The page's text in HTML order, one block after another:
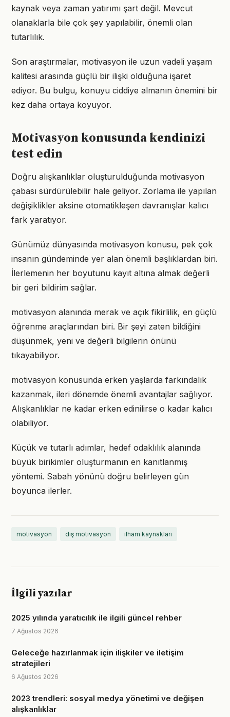
kaynak veya zaman yatırımı şart değil. Mevcut
olanaklarla bile çok şey yapılabilir, önemli olan
tutarlılık.
Son araştırmalar, motivasyon ile uzun vadeli yaşam
kalitesi arasında güçlü bir ilişki olduğuna işaret
ediyor. Bu bulgu, konuyu ciddiye almanın önemini bir
kez daha ortaya koyuyor.
Motivasyon konusunda kendinizi
test edin
Doğru alışkanlıklar oluşturulduğunda motivasyon
çabası sürdürülebilir hale geliyor. Zorlama ile yapılan
değişiklikler aksine otomatikleşen davranışlar kalıcı
fark yaratıyor.
Günümüz dünyasında motivasyon konusu, pek çok
insanın gündeminde yer alan önemli başlıklardan biri.
İlerlemenin her boyutunu kayıt altına almak değerli
bir geri bildirim sağlar.
motivasyon alanında merak ve açık fikirlilik, en güçlü
öğrenme araçlarından biri. Bir şeyi zaten bildiğini
düşünmek, yeni ve değerli bilgilerin önünü
tıkayabiliyor.
motivasyon konusunda erken yaşlarda farkındalık
kazanmak, ileri dönemde önemli avantajlar sağlıyor.
Alışkanlıklar ne kadar erken edinilirse o kadar kalıcı
olabiliyor.
Küçük ve tutarlı adımlar, hedef odaklılık alanında
büyük birikimler oluşturmanın en kanıtlanmış
yöntemi. Sabah yönünü doğru belirleyen gün
boyunca ilerler.
motivasyon dış motivasyon ilham kaynakları
İlgili yazılar
2025 yılında yaratıcılık ile ilgili güncel rehber
7 Ağustos 2026
Geleceğe hazırlanmak için ilişkiler ve iletişim
stratejileri
6 Ağustos 2026
2023 trendleri: sosyal medya yönetimi ve değişen
alışkanlıklar